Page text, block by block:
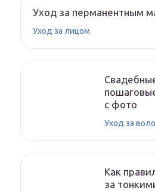
Уход за перманентным
Уход за лицом
с фото
Уход за
Как
за